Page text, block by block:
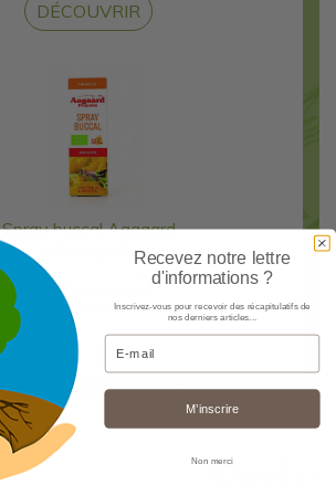
DÉCOUVRIR
Spray buccal Aagaard
DÉCOUVRIR
Recevez notre lettre
d'informations ?
Inscrivez-vous pour recevoir des récapitulatifs de
nos derniers articles...
Email
M’inscrire
Non merci